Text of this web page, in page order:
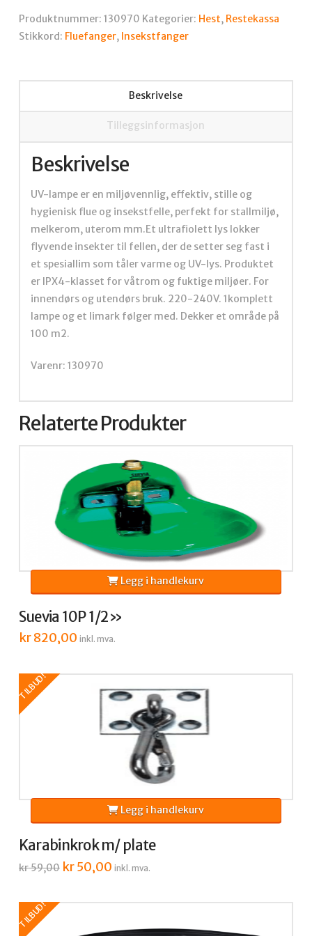
2x15W
antall
Produktnummer: 130970 Kategorier: Hest, Restekassa
Stikkord: Fluefanger, Insekstfanger
Beskrivelse
Tilleggsinformasjon
Beskrivelse
UV-lampe er en miljøvennlig, effektiv, stille og
hygienisk flue og insekstfelle, perfekt for stallmiljø,
melkerom, uterom mm.Et ultrafiolett lys lokker
flyvende insekter til fellen, der de setter seg fast i
et spesiallim som tåler varme og UV-lys. Produktet
er IPX4-klasset for våtrom og fuktige miljøer. For
innendørs og utendørs bruk. 220-240V. 1komplett
lampe og et limark følger med. Dekker et område på
100 m2.
Varenr: 130970
Relaterte Produkter
Suevia 10P 1/2»
kr820,00 inkl. mva.
Legg i handlekurv
TILBUD!
Karabinkrok m/ plate
kr59,00 Opprinnelig
pris
kr50,00Nåværende
pris
inkl. mva.
Legg i handlekurv
TILBUD!